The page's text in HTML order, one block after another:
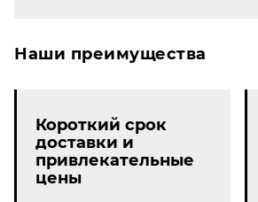
Наши преимущества
Короткий срок
доставки и
привлекательные
цены